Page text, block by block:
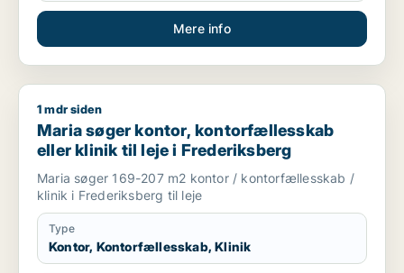
Mere info
Maria søger kontor, kontorfællesskab eller klinik til leje i
1 mdr siden
Maria søger kontor, kontorfællesskab
eller klinik til leje i Frederiksberg
Maria søger 169-207 m2 kontor / kontorfællesskab /
klinik i Frederiksberg til leje
Type
Kontor, Kontorfællesskab, Klinik